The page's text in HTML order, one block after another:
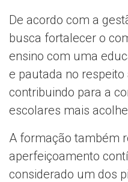
De acordo com a
busca fortalecer o
ensino com uma
e pautada no respeito
contribuindo para a
escolares mais
A formação também
aperfeiçoamento
considerado um dos